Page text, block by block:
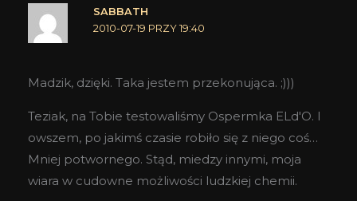
SABBATH
2010-07-19 PRZY 19:40
Madzik, dzięki. Taka jestem przekonująca. ;)))
Teziak, na Tobie testowaliśmy Ospermka ELd'O. I
owszem, po jakimś czasie robiło się z niego coś…
Mniej potwornego. Stąd, miedzy innymi, moja
wiara w cudowne możliwości ludzkiej chemii.